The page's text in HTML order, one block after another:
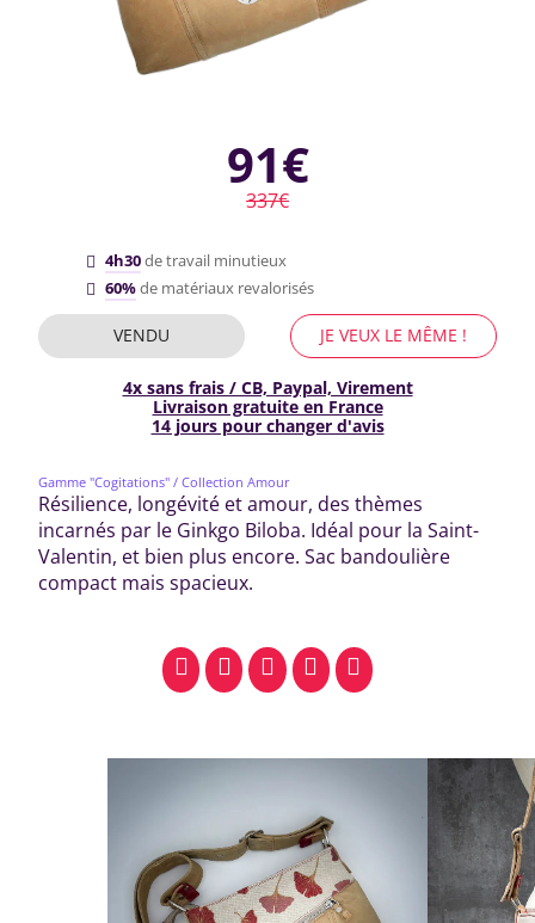
91€
337€
4h30de travail minutieux
60%de matériaux revalorisés
VENDU JE VEUX LE MÊME !
4x sans frais / CB, Paypal, Virement
Livraison gratuite en France
14 jours pour changer d'avis
Gamme "Cogitations" / Collection Amour
Résilience, longévité et amour, des thèmes
incarnés par le Ginkgo Biloba. Idéal pour la Saint-
Valentin, et bien plus encore. Sac bandoulière
compact mais spacieux.
facebookpinterestwhatsapp
SMS email